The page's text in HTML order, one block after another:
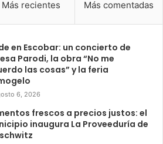
Más recientes Más comentadas
en Escobar: un concierto de
Parodi, la obra “No me
las cosas” y la feria
6, 2026
frescos a precios justos: el
inaugura La Proveeduría de